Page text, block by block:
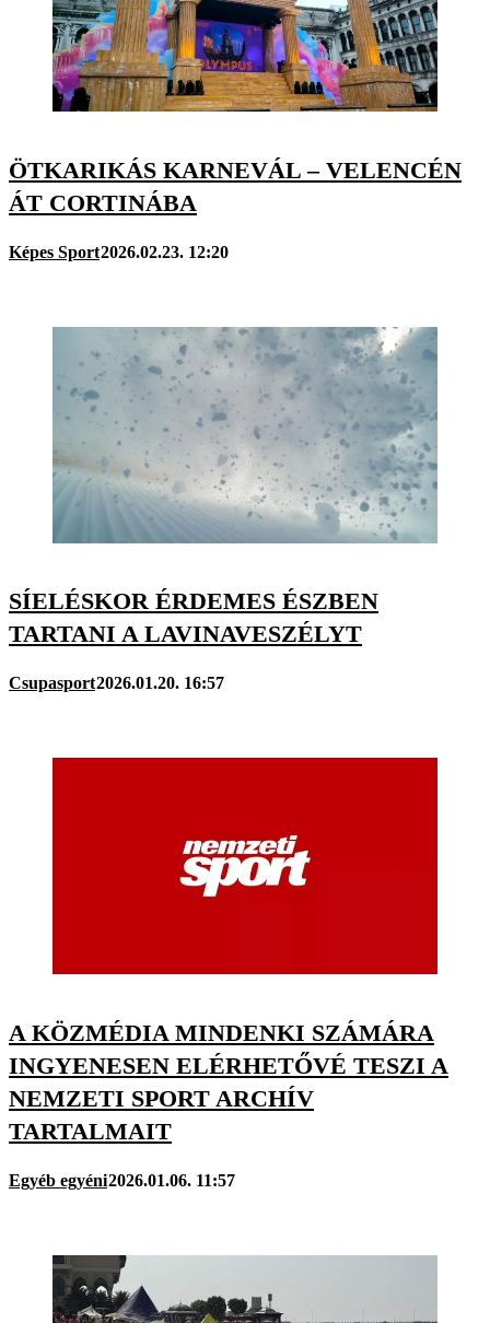
ÖTKARIKÁS KARNEVÁL – VELENCÉN
ÁT CORTINÁBA
Képes Sport2026.02.23. 12:20
SÍELÉSKOR ÉRDEMES ÉSZBEN
TARTANI A LAVINAVESZÉLYT
Csupasport2026.01.20. 16:57
A KÖZMÉDIA MINDENKI SZÁMÁRA
INGYENESEN ELÉRHETŐVÉ TESZI A
NEMZETI SPORT ARCHÍV
TARTALMAIT
Egyéb egyéni2026.01.06. 11:57